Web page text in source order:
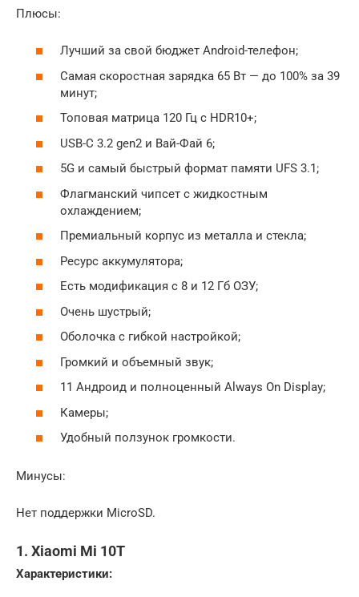
Плюсы:
Лучший за свой бюджет Android-телефон;
Самая скоростная зарядка 65 Вт — до 100% за 39
минут;
Топовая матрица 120 Гц с HDR10+;
USB-C 3.2 gen2 и Вай-Фай 6;
5G и самый быстрый формат памяти UFS 3.1;
Флагманский чипсет с жидкостным
охлаждением;
Премиальный корпус из металла и стекла;
Ресурс аккумулятора;
Есть модификация с 8 и 12 Гб ОЗУ;
Очень шустрый;
Оболочка с гибкой настройкой;
Громкий и объемный звук;
11 Андроид и полноценный Always On Display;
Камеры;
Удобный ползунок громкости.
Минусы:
Нет поддержки MicroSD.
1. Xiaomi Mi 10T
Характеристики: